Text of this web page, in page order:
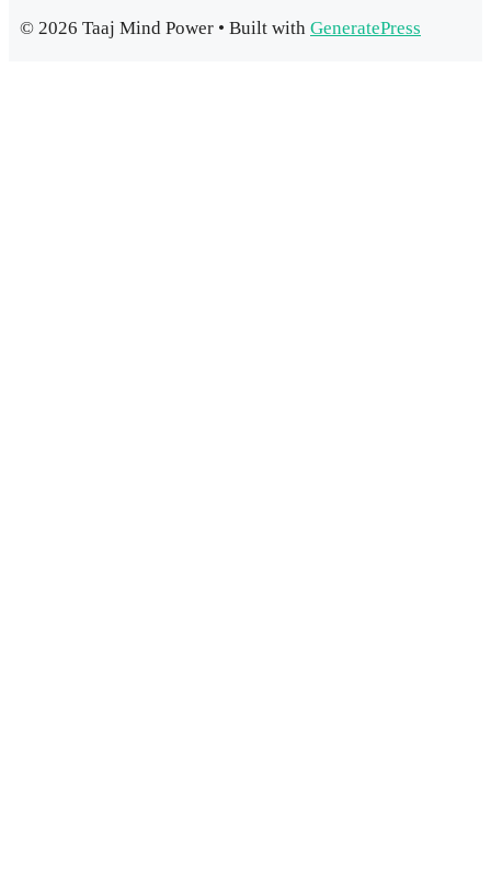
© 2026 Taaj Mind Power • Built with GeneratePress